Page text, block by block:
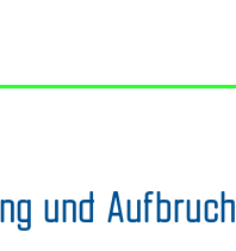
und Aufbruch